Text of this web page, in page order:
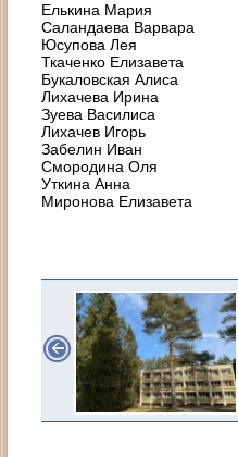
Елькина Мария
Саландаева Варвара
Юсупова Лея
Ткаченко Елизавета
Букаловская Алиса
Лихачева Ирина
Зуева Василиса
Лихачев Игорь
Забелин Иван
Смородина Оля
Уткина Анна
Миронова Елизавета